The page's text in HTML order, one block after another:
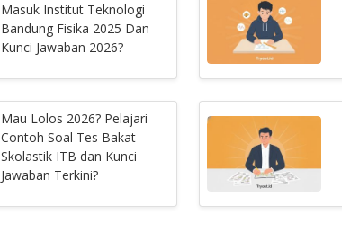
Masuk Institut Teknologi
Bandung Fisika 2025 Dan
Kunci Jawaban 2026?
Mau Lolos 2026? Pelajari
Contoh Soal Tes Bakat
Skolastik ITB dan Kunci
Jawaban Terkini?